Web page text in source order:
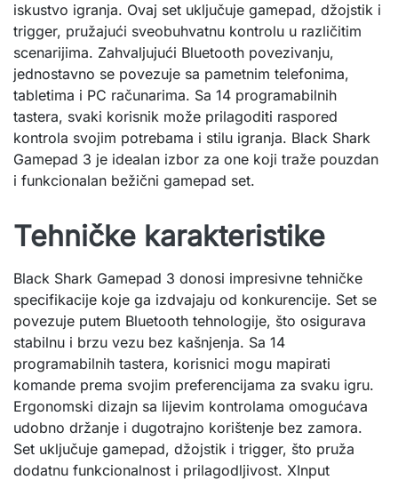
iskustvo igranja. Ovaj set uključuje gamepad, džojstik i
trigger, pružajući sveobuhvatnu kontrolu u različitim
scenarijima. Zahvaljujući Bluetooth povezivanju,
jednostavno se povezuje sa pametnim telefonima,
tabletima i PC računarima. Sa 14 programabilnih
tastera, svaki korisnik može prilagoditi raspored
kontrola svojim potrebama i stilu igranja. Black Shark
Gamepad 3 je idealan izbor za one koji traže pouzdan
i funkcionalan bežični gamepad set.
Tehničke karakteristike
Black Shark Gamepad 3 donosi impresivne tehničke
specifikacije koje ga izdvajaju od konkurencije. Set se
povezuje putem Bluetooth tehnologije, što osigurava
stabilnu i brzu vezu bez kašnjenja. Sa 14
programabilnih tastera, korisnici mogu mapirati
komande prema svojim preferencijama za svaku igru.
Ergonomski dizajn sa lijevim kontrolama omogućava
udobno držanje i dugotrajno korištenje bez zamora.
Set uključuje gamepad, džojstik i trigger, što pruža
dodatnu funkcionalnost i prilagodljivost. XInput